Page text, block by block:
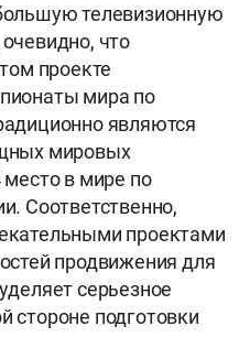
телевизионную
что
проекте
мира по
являются
мировых
в мире по
Соответственно,
проектами
продвижения для
серьезное
стороне подготовки